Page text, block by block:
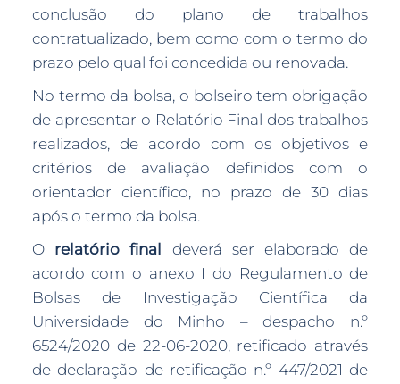
conclusão do plano de trabalhos
contratualizado, bem como com o termo do
prazo pelo qual foi concedida ou renovada.
No termo da bolsa, o bolseiro tem obrigação
de apresentar o Relatório Final dos trabalhos
realizados, de acordo com os objetivos e
critérios de avaliação definidos com o
orientador científico, no prazo de 30 dias
após o termo da bolsa.
O relatório final
deverá ser elaborado de
acordo com o anexo I do Regulamento de
Bolsas de Investigação Científica da
Universidade do Minho – despacho n.º
6524/2020 de 22-06-2020, retificado através
de declaração de retificação n.º 447/2021 de